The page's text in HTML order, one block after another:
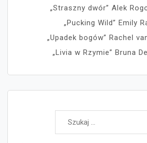
„Straszny dwór” Alek
„Pucking Wild” Emily
„Upadek bogów” Rachel
„Livia w Rzymie” Bruna
Szukaj: